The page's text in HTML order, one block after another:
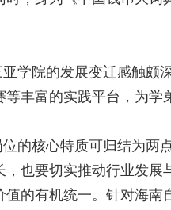
学院的发展变迁感触颇
丰富的实践平台，为
的核心特质可归结为两
，也要切实推动行业发
值的有机统一。针对海南